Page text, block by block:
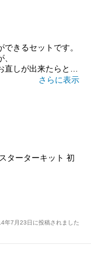
きるセットです。
しが出来たらと購
ので、
時に出来るマスカラ
さらに表示
ターターキット 初
年7月23日に投稿されました